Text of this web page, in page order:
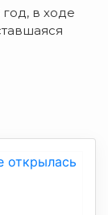
в ходе